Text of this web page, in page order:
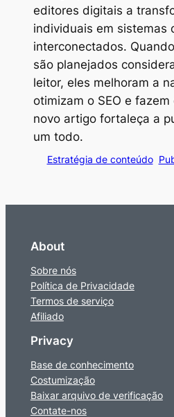
editores digitais a
individuais em sistemas
interconectados.
são planejados
leitor, eles melhoram a
otimizam o SEO e
novo artigo fortaleça a
um todo.
Estratégia de conteúdo
About
Sobre nós
Política de Privacidade
Termos de serviço
Afiliado
Privacy
Base de conhecimento
Costumização
Baixar arquivo de verificação
Contate-nos